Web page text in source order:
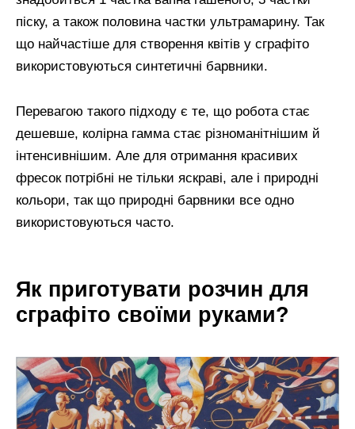
піску, а також половина частки ультрамарину. Так
що найчастіше для створення квітів у сграфіто
використовуються синтетичні барвники.
Перевагою такого підходу є те, що робота стає
дешевше, колірна гамма стає різноманітнішим й
інтенсивнішим. Але для отримання красивих
фресок потрібні не тільки яскраві, але і природні
кольори, так що природні барвники все одно
використовуються часто.
Як приготувати розчин для
сграфіто своїми руками?